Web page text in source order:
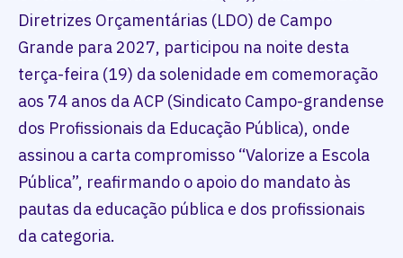
Diretrizes Orçamentárias (LDO) de Campo
Grande para 2027, participou na noite desta
terça-feira (19) da solenidade em comemoração
aos 74 anos da ACP (Sindicato Campo-grandense
dos Profissionais da Educação Pública), onde
assinou a carta compromisso “Valorize a Escola
Pública”, reafirmando o apoio do mandato às
pautas da educação pública e dos profissionais
da categoria.